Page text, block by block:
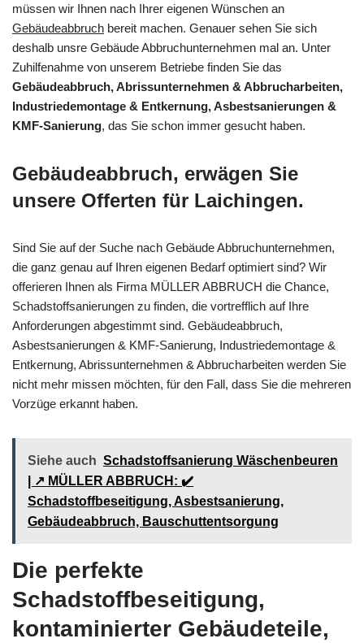
müssen wir Ihnen nach Ihrer eigenen Wünschen an
Gebäudeabbruch bereit machen. Genauer sehen Sie sich
deshalb unsre Gebäude Abbruchunternehmen mal an. Unter
Zuhilfenahme von unserem Betriebe finden Sie das
Gebäudeabbruch, Abrissunternehmen & Abbrucharbeiten,
Industriedemontage & Entkernung, Asbestsanierungen &
KMF-Sanierung, das Sie schon immer gesucht haben.
Gebäudeabbruch, erwägen Sie
unsere Offerten für Laichingen.
Sind Sie auf der Suche nach Gebäude Abbruchunternehmen,
die ganz genau auf Ihren eigenen Bedarf optimiert sind? Wir
offerieren Ihnen als Firma MÜLLER ABBRUCH die Chance,
Schadstoffsanierungen zu finden, die vortrefflich auf Ihre
Anforderungen abgestimmt sind. Gebäudeabbruch,
Asbestsanierungen & KMF-Sanierung, Industriedemontage &
Entkernung, Abrissunternehmen & Abbrucharbeiten werden Sie
nicht mehr missen möchten, für den Fall, dass Sie die mehreren
Vorzüge erkannt haben.
Siehe auch Schadstoffsanierung Wäschenbeuren
| ↗️ MÜLLER ABBRUCH: ✔️
Schadstoffbeseitigung, Asbestsanierung,
Gebäudeabbruch, Bauschuttentsorgung
Die perfekte
Schadstoffbeseitigung,
kontaminierter Gebäudeteile,